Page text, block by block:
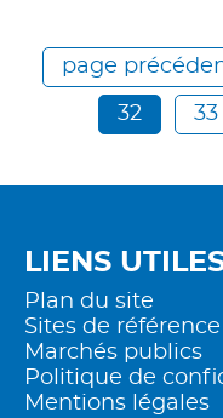
page
32 33
LIENS
Plan du site
Sites de référence
Marchés publics
Politique de
Mentions légales